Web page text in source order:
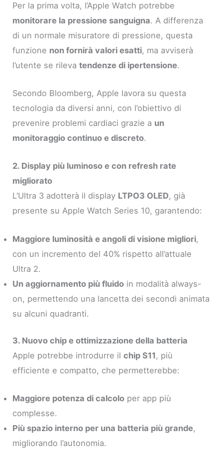
Per la prima volta, l’Apple Watch potrebbe
monitorare la pressione sanguigna. A differenza
di un normale misuratore di pressione, questa
funzione non fornirà valori esatti, ma avviserà
l’utente se rilevatendenze di ipertensione.
Secondo Bloomberg, Apple lavora su questa
tecnologia da diversi anni, con l’obiettivo di
prevenire problemi cardiaci grazie a un
monitoraggio continuo e discreto.
2. Display più luminoso e con refresh rate
migliorato
L’Ultra 3 adotterà il display LTPO3 OLED, già
presente su Apple Watch Series 10, garantendo:
Maggiore luminosità e angoli di visione migliori,
con un incremento del 40% rispetto all’attuale
Ultra 2.
Un aggiornamento più fluido in modalità always-
on, permettendo una lancetta dei secondi animata
su alcuni quadranti.
3. Nuovo chip e ottimizzazione della batteria
Apple potrebbe introdurre ilchip S11, più
efficiente e compatto, che permetterebbe:
Maggiore potenza di calcolo per app più
complesse.
Più spazio interno per una batteria più grande,
migliorando l’autonomia.